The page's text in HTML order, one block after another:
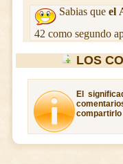
Sabias queel
42 como segundo
LOS
El
compartirlo